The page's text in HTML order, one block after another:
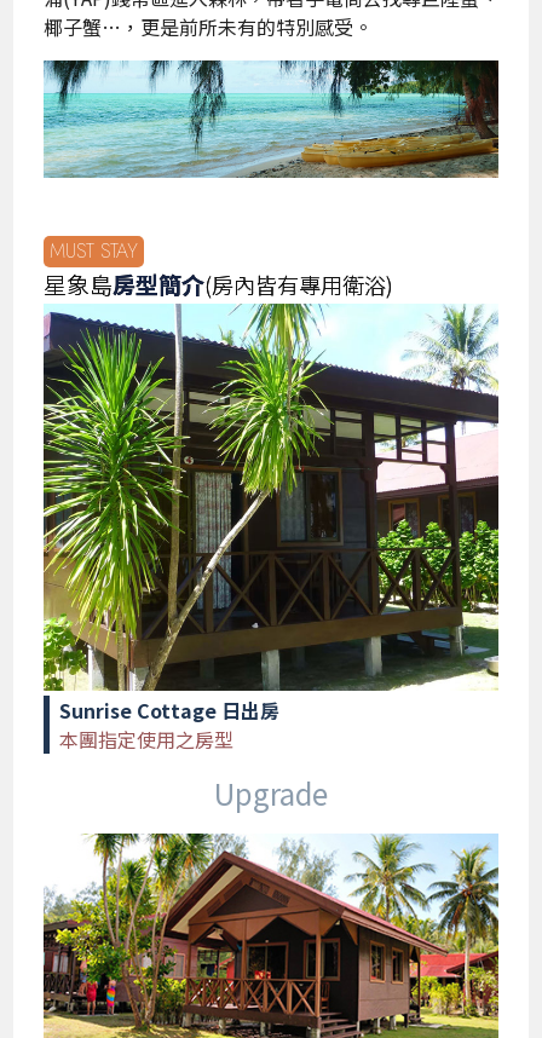
椰子蟹…，更是前所未有的特別感受。
MUST STAY
星象島房型簡介(房內皆有專用衛浴)
Sunrise Cottage 日出房
本團指定使用之房型
Upgrade